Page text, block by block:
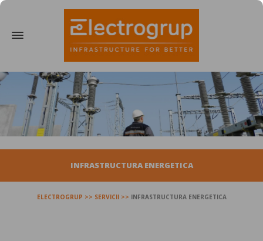
INFRASTRUCTURA ENERGETICA
ELECTROGRUP SERVICII INFRASTRUCTURA ENERGETICA